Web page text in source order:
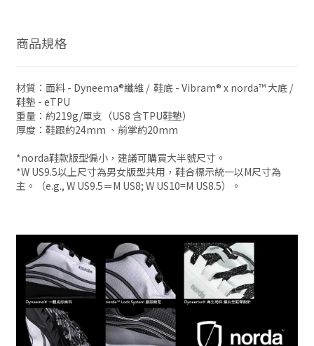
商品規格
材質：面料 - Dyneema®纖維 / 鞋底 - Vibram® x norda™ 大底 /
鞋墊 - eTPU
重量：約219g/單支（US8 含TPU鞋墊）
厚度：鞋跟約24mm 、前掌約20mm
*norda鞋款版型偏小，建議可購買大半號尺寸。
*W US9.5以上尺寸為男女版型共用，鞋合標示統一以M尺寸為
主。（e.g., W US9.5＝M US8; W US10=M US8.5）。